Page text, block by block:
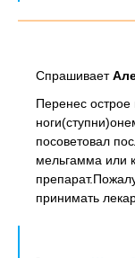
Спрашивает
Перенес
посоветовал
мельгамма или
принимать